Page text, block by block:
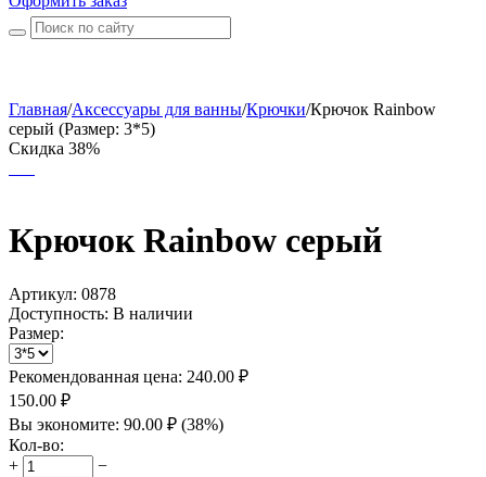
Главная/Аксессуары для ванны/Крючки/Крючок Rainbow
серый (Размер: 3*5)
Скидка 38%
Крючок Rainbow серый
Артикул: 0878
Доступность: В наличии
Размер:
Рекомендованная цена: 240.00 ₽
150.00 ₽
Вы экономите: 90.00 ₽ (38%)
Кол-во:
+
−